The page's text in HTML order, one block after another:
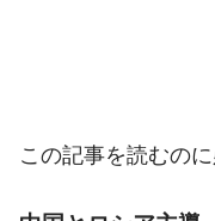
この記事を読むの